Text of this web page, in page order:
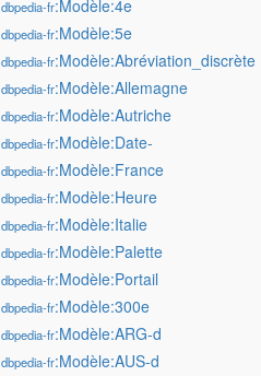
dbpedia-fr:Modèle:4e
dbpedia-fr:Modèle:5e
dbpedia-fr:Modèle:Abréviation_discrète
dbpedia-fr:Modèle:Allemagne
dbpedia-fr:Modèle:Autriche
dbpedia-fr:Modèle:Date-
dbpedia-fr:Modèle:France
dbpedia-fr:Modèle:Heure
dbpedia-fr:Modèle:Italie
dbpedia-fr:Modèle:Palette
dbpedia-fr:Modèle:Portail
dbpedia-fr:Modèle:300e
dbpedia-fr:Modèle:ARG-d
dbpedia-fr:Modèle:AUS-d